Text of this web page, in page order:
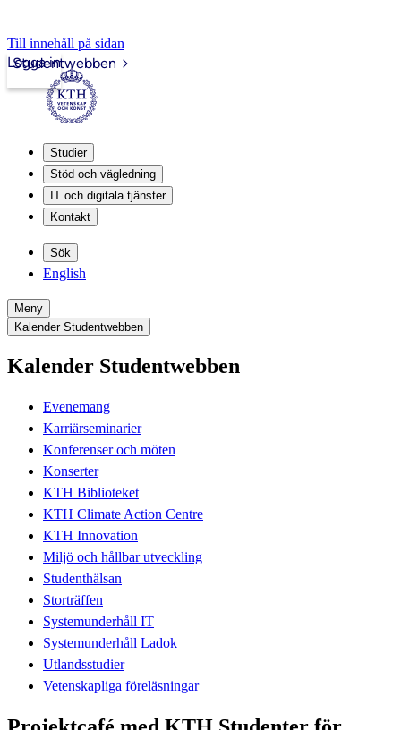
Till innehåll på sidan
Studentwebben
Logga in
Studier
Stöd och vägledning
IT och digitala tjänster
Kontakt
Sök
English
Meny
Kalender Studentwebben
Kalender Studentwebben
Evenemang
Karriärseminarier
Konferenser och möten
Konserter
KTH Biblioteket
KTH Climate Action Centre
KTH Innovation
Miljö och hållbar utveckling
Studenthälsan
Storträffen
Systemunderhåll IT
Systemunderhåll Ladok
Utlandsstudier
Vetenskapliga föreläsningar